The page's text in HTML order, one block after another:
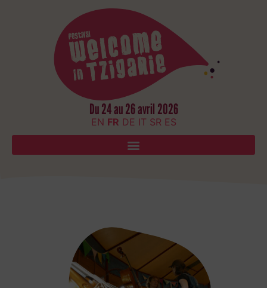
Du 24 au 26 avril 2026
EN FR DE IT SR ES